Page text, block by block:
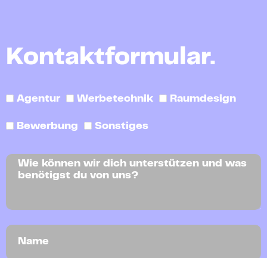
Kontaktformular.
Agentur Werbetechnik Raumdesign
Bewerbung Sonstiges